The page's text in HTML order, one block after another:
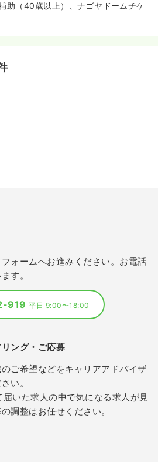
助（40歳以上）、ナゴヤドームチケ
フォームへお進みください。お電話
す。
919平日 9:00〜18:00
ング・ご応募
ご希望などをキャリアアドバイザ
い。
届いた求人の中で気になる求人が見
調整はお任せください。